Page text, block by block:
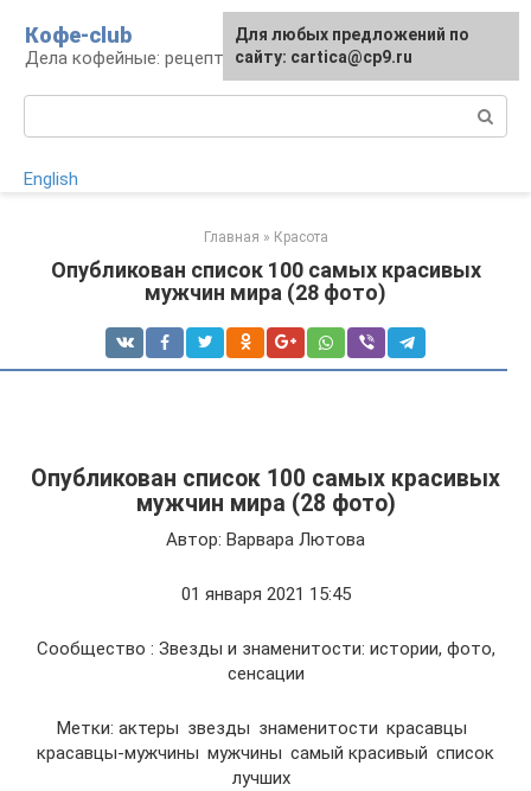
контенту
Кофе-club
Дела кофейные: рецепты и приготовление
English
Главная » Красота
Опубликован список 100 самых красивых
мужчин мира (28 фото)
Опубликован список 100 самых красивых
мужчин мира (28 фото)
Автор: Варвара Лютова
01 января 2021 15:45
Сообщество : Звезды и знаменитости: истории, фото,
сенсации
Метки: актеры звезды знаменитости красавцы
красавцы-мужчины мужчины самый красивый список
лучших
Для любых предложений по
сайту: cartica@cp9.ru